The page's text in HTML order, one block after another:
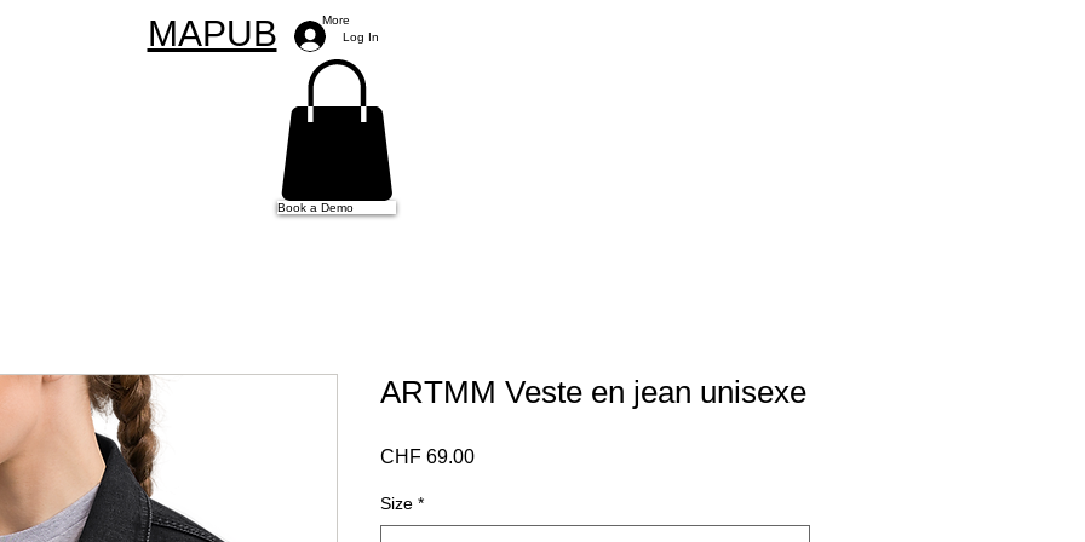
MAPUB
More
Log In
Book a Demo
ARTMM Veste en jean unisexe
CHF 69.00Price
Size *